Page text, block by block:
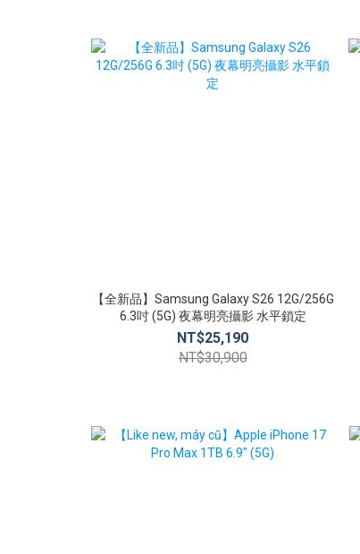
【全新品】Samsung Galaxy S26 12G/256G
6.3吋 (5G) 夜幕明亮攝影 水平鎖定
NT$25,190
NT$30,900